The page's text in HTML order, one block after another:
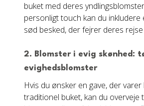
buket med deres
personligt touch kan du inkludere
sød besked, der fejrer deres
2. Blomster i evig skønhed:
evighedsblomster
Hvis du ønsker en gave, der
traditionel buket, kan du overveje